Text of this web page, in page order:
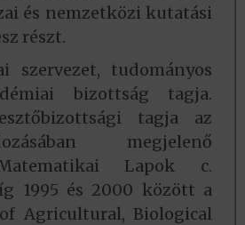
és nemzetközi kutatási
részt.
szervezet, tudományos
bizottság tagja.
tagja az
megjelenő
Lapok c.
1995 és 2000 között a
of Agricultural, Biological